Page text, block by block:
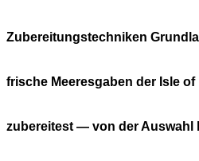
Zubereitungstechniken
frische Meeresgaben der Isle of
zubereitest — von der Auswahl